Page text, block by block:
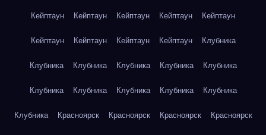
Кейптаун Кейптаун Кейптаун Кейптаун Кейптаун
Кейптаун Кейптаун Кейптаун Кейптаун Клубника
Клубника Клубника Клубника Клубника Клубника
Клубника Клубника Клубника Клубника Клубника
Клубника Красноярск Красноярск Красноярск Красноярск